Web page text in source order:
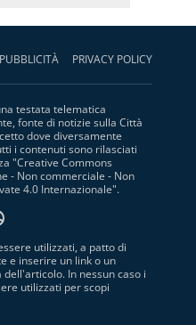
PUBBLICITÀ PRIVACY POLICY
testata telematica
fonte di notizie sulla Città
dove diversamente
i contenuti sono rilasciati
"Creative Commons
- Non commerciale - Non
4.0 Internazionale".
utilizzati, a patto di
e inserire un link o un
In nessun caso i
utilizzati per scopi